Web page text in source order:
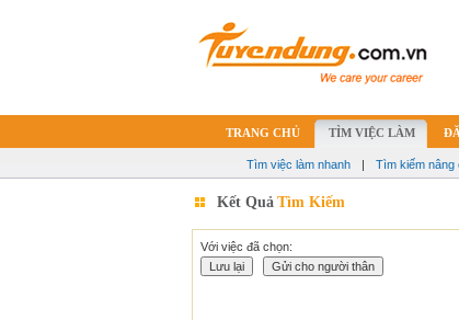
TRANG CHỦ TÌM VIỆC LÀM
Tìm việc làm nhanh | Tìm kiếm nâng
Kết Quả Tìm Kiếm
Với việc đã chọn: